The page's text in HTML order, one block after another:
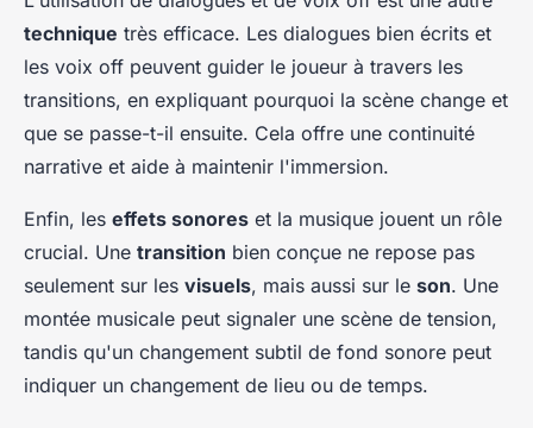
technique très efficace. Les dialogues bien écrits et
les voix off peuvent guider le joueur à travers les
transitions, en expliquant pourquoi la scène change et
que se passe-t-il ensuite. Cela offre une continuité
narrative et aide à maintenir l'immersion.
Enfin, les effets sonores et la musique jouent un rôle
crucial. Une transition bien conçue ne repose pas
seulement sur les visuels, mais aussi sur le son. Une
montée musicale peut signaler une scène de tension,
tandis qu'un changement subtil de fond sonore peut
indiquer un changement de lieu ou de temps.